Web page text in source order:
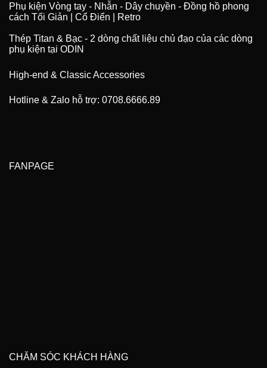
Phụ kiện Vòng tay - Nhẫn - Dây chuyền - Đồng hồ phong
cách Tối Giản | Cổ Điển | Retro
Thép Titan & Bạc - 2 dòng chất liệu chủ đạo của các dòng
phụ kiện tại ODIN
High-end & Classic Accessories
Hotline & Zalo hỗ trợ: 0708.6666.89
CHĂM SÓC KHÁCH HÀNG
FANPAGE